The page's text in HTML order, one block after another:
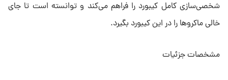
شخصی‌سازی کامل کیبورد را فراهم می‌کند و توانسته است تا جای
خالی ماکروها را در این کیبورد بگیرد.
مشخصات جزئیات